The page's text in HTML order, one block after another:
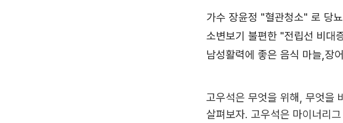
고우석은 무엇을 위해, 무엇을
살펴보자. 고우석은 마이너리